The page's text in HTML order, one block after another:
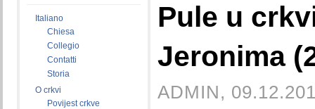
Italiano
Chiesa
Collegio
Contatti
Storia
O crkvi
Povijest crkve
Pule u
Jeronima
ADMIN,